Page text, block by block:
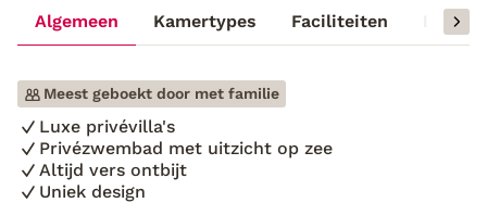
Algemeen Kamertypes Faciliteiten
Meest geboekt door met familie
Luxe privévilla's
Privézwembad met uitzicht op zee
Altijd vers ontbijt
Uniek design